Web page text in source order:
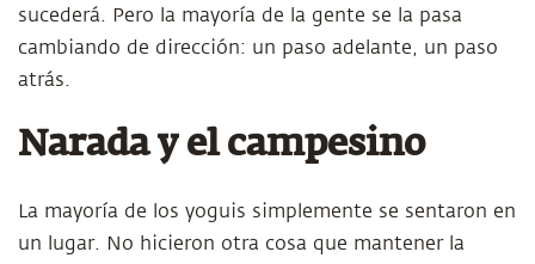
sucederá. Pero la mayoría de la gente se la pasa
cambiando de dirección: un paso adelante, un paso
atrás.
Narada y el campesino
La mayoría de los yoguis simplemente se sentaron en
un lugar. No hicieron otra cosa que mantener la